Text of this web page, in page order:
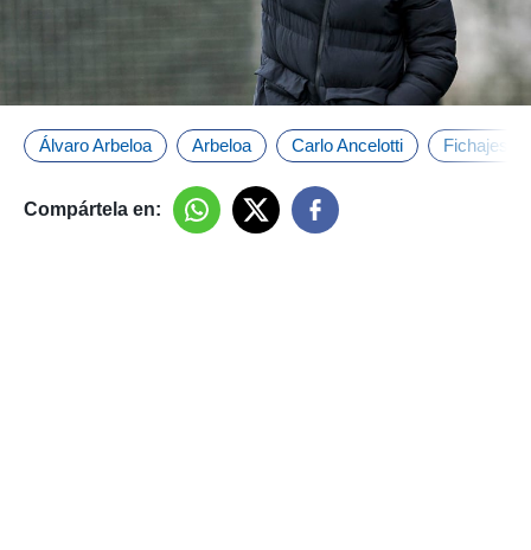
Álvaro Arbeloa Arbeloa Carlo Ancelotti Fichajes
Compártela en: